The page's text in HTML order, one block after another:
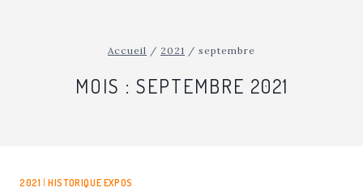
Accueil / 2021 / septembre
MOIS : SEPTEMBRE 2021
2021 |HISTORIQUE EXPOS